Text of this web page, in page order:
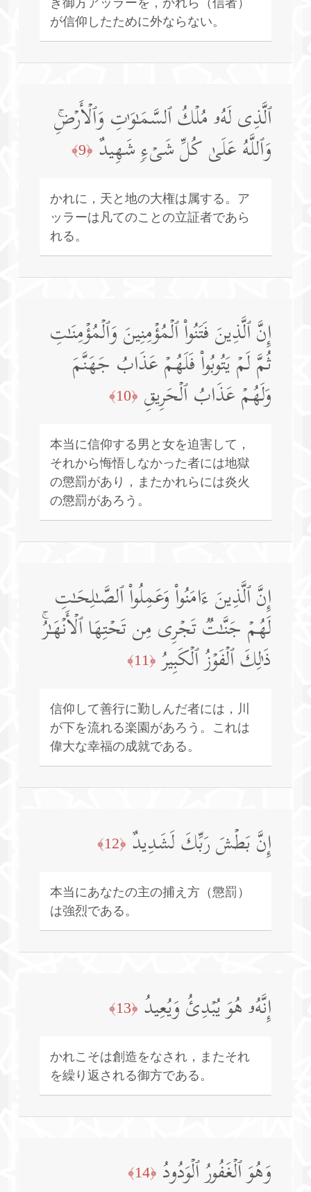
が信仰したために外ならない。
ٱلَّذِی لَهُۥ مُلۡكُ ٱلسَّمَـٰوَ ٰ⁠تِ وَٱلۡأَرۡضِۚ
وَٱللَّهُ عَلَىٰ كُلِّ شَیۡءࣲ شَهِیدٌ ﴿9﴾
かれに，天と地の大権は属する。ア
ッラーは凡てのことの立証者であら
れる。
إِنَّ ٱلَّذِینَ فَتَنُوا۟ ٱلۡمُؤۡمِنِینَ وَٱلۡمُؤۡمِنَـٰتِ
ثُمَّ لَمۡ یَتُوبُوا۟ فَلَهُمۡ عَذَابُ جَهَنَّمَ
وَلَهُمۡ عَذَابُ ٱلۡحَرِیقِ ﴿10﴾
本当に信仰する男と女を迫害して，
それから悔悟しなかった者には地獄
の懲罰があり，またかれらには炎火
の懲罰があろう。
إِنَّ ٱلَّذِینَ ءَامَنُوا۟ وَعَمِلُوا۟ ٱلصَّـٰلِحَـٰتِ
لَهُمۡ جَنَّـٰتࣱ تَجۡرِی مِن تَحۡتِهَا ٱلۡأَنۡهَـٰرُۚ
ذَ ٰ⁠لِكَ ٱلۡفَوۡزُ ٱلۡكَبِیرُ ﴿11﴾
信仰して善行に勤しんだ者には，川
が下を流れる楽園があろう。これは
偉大な幸福の成就である。
إِنَّ بَطۡشَ رَبِّكَ لَشَدِیدٌ ﴿12﴾
本当にあなたの主の捕え方（懲罰）
は強烈である。
إِنَّهُۥ هُوَ یُبۡدِئُ وَیُعِیدُ ﴿13﴾
かれこそは創造をなされ，またそれ
を繰り返される御方である。
وَهُوَ ٱلۡغَفُورُ ٱلۡوَدُودُ ﴿14﴾